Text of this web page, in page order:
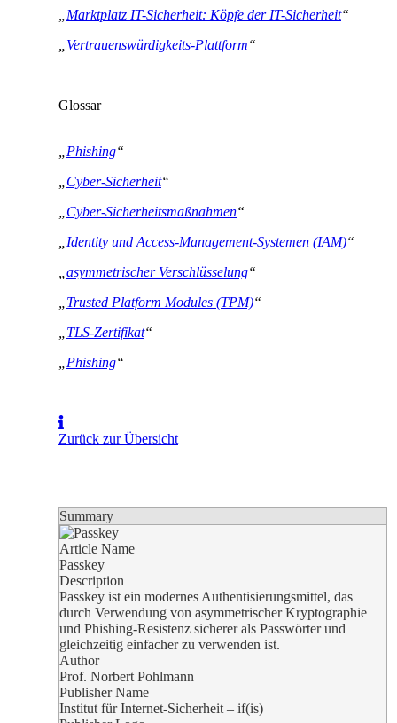
Marktplatz IT-Sicherheit: Köpfe der IT-Sicherheit“
Vertrauenswürdigkeits-Plattform“
Glossar
Phishing“
Cyber-Sicherheit“
Cyber-Sicherheitsmaßnahmen“
Identity und Access-Management-Systemen (IAM)“
asymmetrischer Verschlüsselung“
Trusted Platform Modules (TPM)“
TLS-Zertifikat“
Phishing“
Zurück zur Übersicht
Summary
Article Name
Passkey
Description
Passkey ist ein modernes Authentisierungsmittel, das
durch Verwendung von asymmetrischer Kryptographie
und Phishing-Resistenz sicherer als Passwörter und
gleichzeitig einfacher zu verwenden ist.
Author
Prof. Norbert Pohlmann
Publisher Name
Institut für Internet-Sicherheit – if(is)